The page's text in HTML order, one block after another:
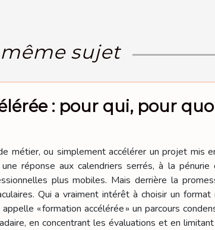
sujet
: pour qui, pour
métier, ou simplement accélérer un projet mis
une réponse aux calendriers serrés, à la
plus mobiles. Mais derrière la
Qui a vraiment intérêt à choisir un
« formation accélérée » un parcours
en concentrant les évaluations et en